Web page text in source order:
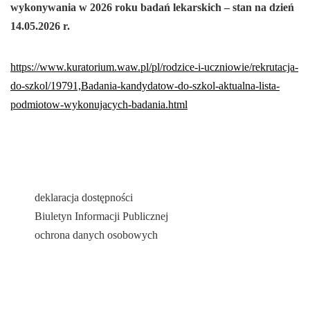
wykonywania w 2026 roku badań lekarskich – stan na dzień
14.05.2026 r.
https://www.kuratorium.waw.pl/pl/rodzice-i-uczniowie/rekrutacja-
do-szkol/19791,Badania-kandydatow-do-szkol-aktualna-lista-
podmiotow-wykonujacych-badania.html
deklaracja dostępności
Biuletyn Informacji Publicznej
ochrona danych osobowych